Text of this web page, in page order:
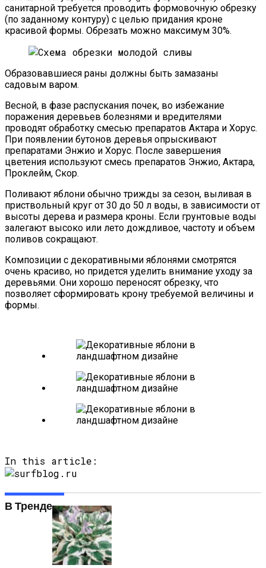
санитарной требуется проводить формовочную обрезку
(по заданному контуру) с целью придания кроне
красивой формы. Обрезать можно максимум 30%.
Образовавшиеся раны должны быть замазаны
садовым варом.
Весной, в фазе распускания почек, во избежание
поражения деревьев болезнями и вредителями
проводят обработку смесью препаратов Актара и Хорус.
При появлении бутонов деревья опрыскивают
препаратами Энжио и Хорус. После завершения
цветения используют смесь препаратов Энжио, Актара,
Проклейм, Скор.
Поливают яблони обычно трижды за сезон, выливая в
приствольный круг от 30 до 50 л воды, в зависимости от
высоты дерева и размера кроны. Если грунтовые воды
залегают высоко или лето дождливое, частоту и объем
поливов сокращают.
Композиции с декоративными яблонями смотрятся
очень красиво, но придется уделить внимание уходу за
деревьями. Они хорошо переносят обрезку, что
позволяет сформировать крону требуемой величины и
формы.
In this article:
В Тренде